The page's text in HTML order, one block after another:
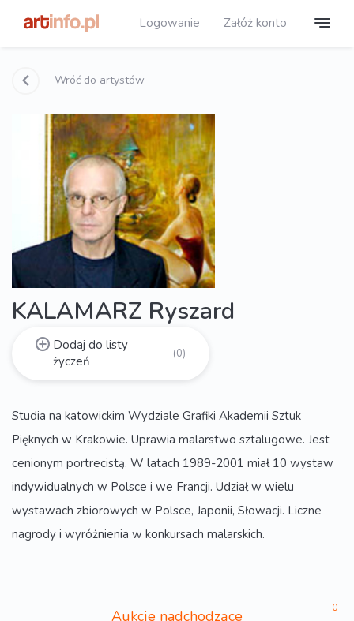
Logowanie Załóż konto
Wróć do artystów
KALAMARZ Ryszard
Dodaj do listy
życzeń
(0)
Studia na katowickim Wydziale Grafiki Akademii Sztuk
Pięknych w Krakowie. Uprawia malarstwo sztalugowe. Jest
cenionym portrecistą. W latach 1989-2001 miał 10 wystaw
indywidualnych w Polsce i we Francji. Udział w wielu
wystawach zbiorowych w Polsce, Japonii, Słowacji. Liczne
nagrody i wyróżnienia w konkursach malarskich.
Aukcje nadchodzące 0